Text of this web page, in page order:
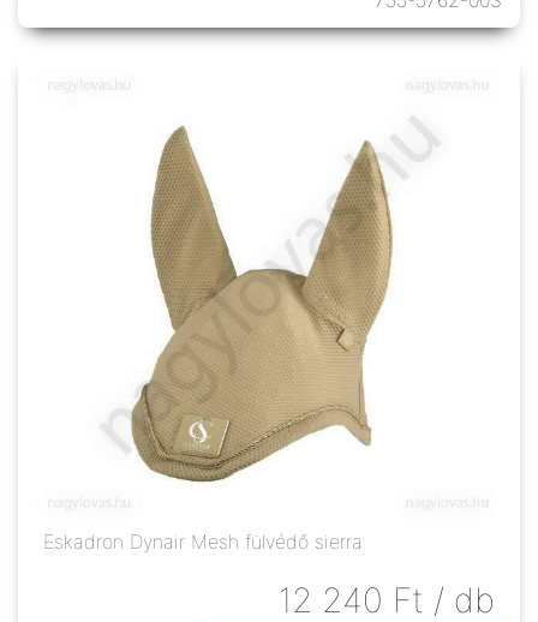
Eskadron Dynair Mesh fülvédő sierra
12 240 Ft / db